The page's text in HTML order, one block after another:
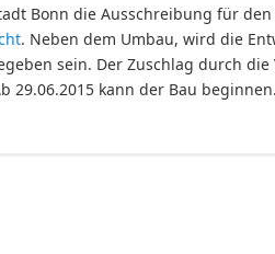
Bonn die Ausschreibung für
. Neben dem Umbau, wird die
sein. Der Zuschlag durch
29.06.2015 kann der Bau